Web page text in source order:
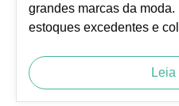
grandes marcas da
estoques excedentes e